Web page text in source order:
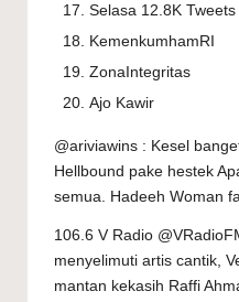
Selasa 12.8K Tweets
KemenkumhamRI
ZonaIntegritas
Ajo Kawir
@ariviawins : Kesel
Hellbound pake hestek
semua. Hadeeh Woman
106.6 V Radio
menyelimuti artis cantik,
mantan kekasih Raffi